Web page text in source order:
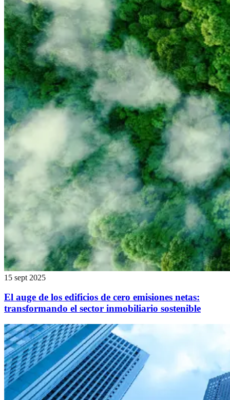
15 sept 2025
El auge de los edificios de cero emisiones netas:
transformando el sector inmobiliario sostenible